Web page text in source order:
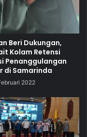
Beri Dukungan,
Kolam Retensi
Penanggulangan
di Samarinda
2022